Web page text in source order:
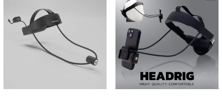
options
may
on
page
options
may
be
chosen
the
product
page